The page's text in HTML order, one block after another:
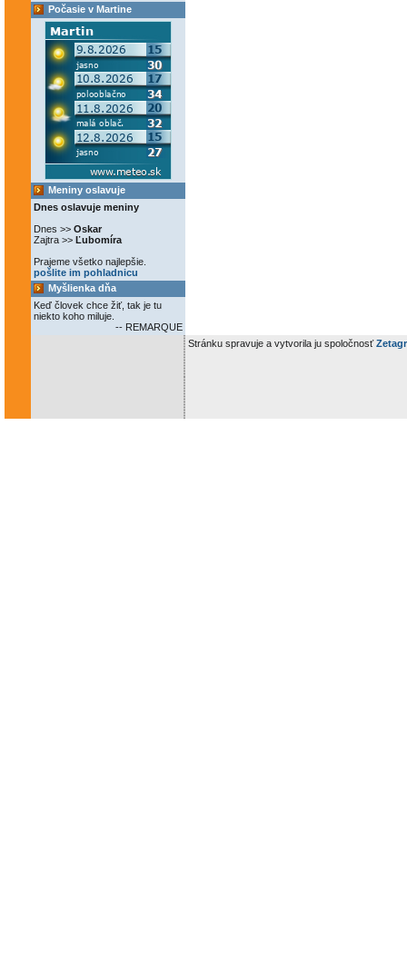
Počasie v Martine
Meniny oslavuje
Dnes oslavuje meniny
Dnes >> Oskar
Zajtra >> Ľubomíra
Prajeme všetko najlepšie.
pošlite im pohladnicu
Myšlienka dňa
Keď človek chce žiť, tak je tu
niekto koho miluje.
-- REMARQUE
Stránku spravuje a vytvorila ju spoločnosť